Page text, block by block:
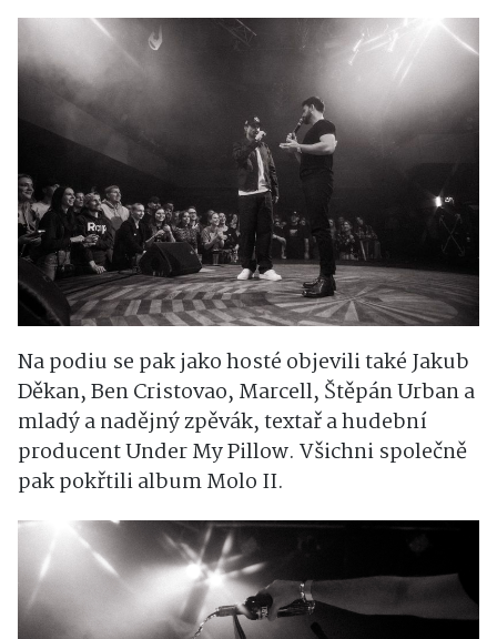
Na podiu se pak jako hosté objevili také Jakub
Děkan, Ben Cristovao, Marcell, Štěpán Urban a
mladý a nadějný zpěvák, textař a hudební
producent Under My Pillow. Všichni společně
pak pokřtili album Molo II.